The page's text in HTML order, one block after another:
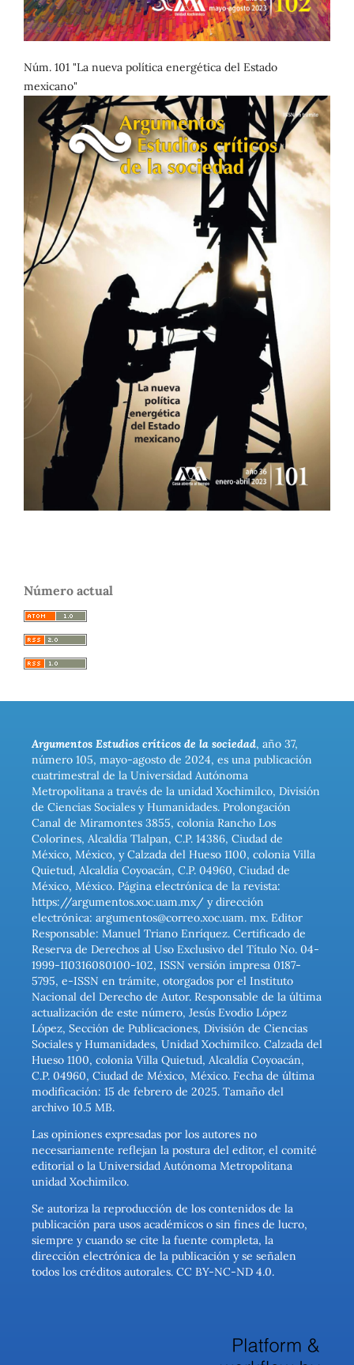
Núm. 101 "La nueva política energética del Estado
mexicano"
Número actual
Argumentos Estudios críticos de la sociedad, año 37,
número 105, mayo-agosto de 2024, es una publicación
cuatrimestral de la Universidad Autónoma
Metropolitana a través de la unidad Xochimilco, División
de Ciencias Sociales y Humanidades. Prolongación
Canal de Miramontes 3855, colonia Rancho Los
Colorines, Alcaldía Tlalpan, C.P. 14386, Ciudad de
México, México, y Calzada del Hueso 1100, colonia Villa
Quietud, Alcaldía Coyoacán, C.P. 04960, Ciudad de
México, México. Página electrónica de la revista:
https://argumentos.xoc.uam.mx/ y dirección
electrónica: argumentos@correo.xoc.uam. mx. Editor
Responsable: Manuel Triano Enríquez. Certificado de
Reserva de Derechos al Uso Exclusivo del Título No. 04-
1999-110316080100-102, ISSN versión impresa 0187-
5795, e-ISSN en trámite, otorgados por el Instituto
Nacional del Derecho de Autor. Responsable de la última
actualización de este número, Jesús Evodio López
López, Sección de Publicaciones, División de Ciencias
Sociales y Humanidades, Unidad Xochimilco. Calzada del
Hueso 1100, colonia Villa Quietud, Alcaldía Coyoacán,
C.P. 04960, Ciudad de México, México. Fecha de última
modificación: 15 de febrero de 2025. Tamaño del
archivo 10.5 MB.
Las opiniones expresadas por los autores no
necesariamente reflejan la postura del editor, el comité
editorial o la Universidad Autónoma Metropolitana
unidad Xochimilco.
Se autoriza la reproducción de los contenidos de la
publicación para usos académicos o sin fines de lucro,
siempre y cuando se cite la fuente completa, la
dirección electrónica de la publicación y se señalen
todos los créditos autorales. CC BY-NC-ND 4.0.